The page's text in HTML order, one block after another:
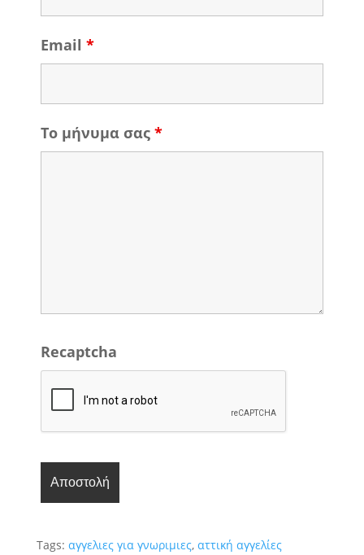
Email *
Το μήνυμα σας *
Recaptcha
Tags: αγγελιες για γνωριμιες, αττική αγγελίες